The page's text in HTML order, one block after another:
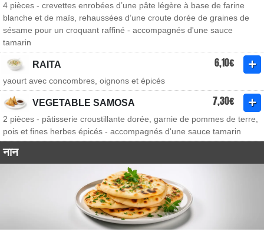
4 pièces - crevettes enrobées d’une pâte légère à base de farine
blanche et de maïs, rehaussées d’une croute dorée de graines de
sésame pour un croquant raffiné - accompagnés d'une sauce
tamarin
RAITA 6,10€
yaourt avec concombres, oignons et épicés
VEGETABLE SAMOSA 7,30€
2 pièces - pâtisserie croustillante dorée, garnie de pommes de terre,
pois et fines herbes épicés - accompagnés d'une sauce tamarin
नान